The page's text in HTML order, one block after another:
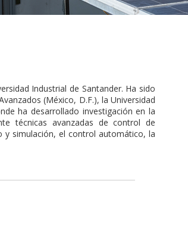
Industrial de Santander. Ha sido
(México, D.F.), la Universidad
ha desarrollado investigación en la
técnicas avanzadas de control de
y simulación, el control automático, la